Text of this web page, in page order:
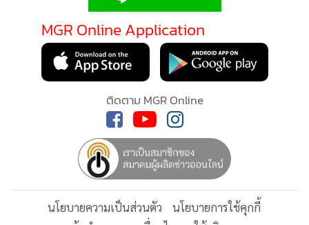
MGR Online Application
ติดตาม MGR Online
นโยบายความเป็นส่วนตัว
นโยบายการใช้คุกกี้